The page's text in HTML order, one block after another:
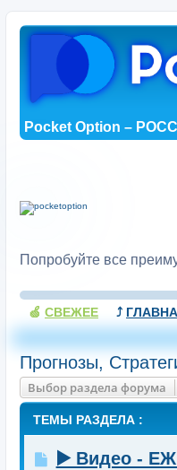
Pocket Option –
Попробуйте все
🍏 СВЕЖЕЕ ⤴️
Прогнозы,
Выбор раздела форума
ТЕМЫ РАЗДЕЛА :
▶️ Видео -